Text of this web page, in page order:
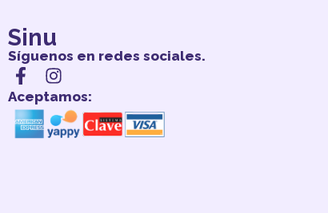
Sinu
Síguenos en redes sociales.
Aceptamos: